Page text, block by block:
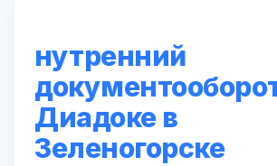
нутренний
Диадоке в
Зеленогорске